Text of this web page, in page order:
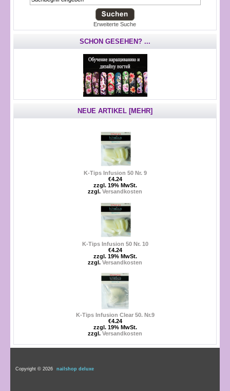
Erweiterte Suche
SCHON GESEHEN? ...
NEUE ARTIKEL [MEHR]
K-Tips Infusion 50 Nr. 9
€4.24
zzgl. 19% MwSt.
zzgl. Versandkosten
K-Tips Infusion 50 Nr. 10
€4.24
zzgl. 19% MwSt.
zzgl. Versandkosten
K-Tips Infusion Clear 50. Nr.9
€4.24
zzgl. 19% MwSt.
zzgl. Versandkosten
Copyright © 2026 nailshop deluxe